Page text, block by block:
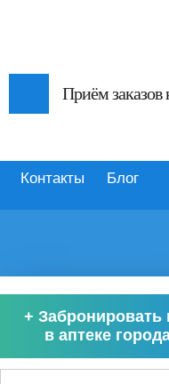
Приём заказов
Контакты Блог
+
в аптеке